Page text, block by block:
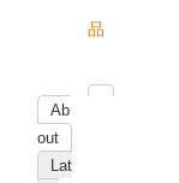
品
Ab
out
Lat